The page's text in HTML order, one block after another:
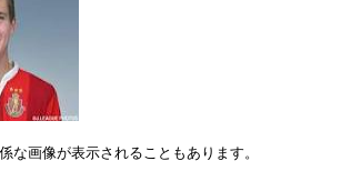
画像が表示されることもあります。